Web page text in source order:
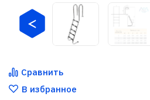
Сравнить
В избранное